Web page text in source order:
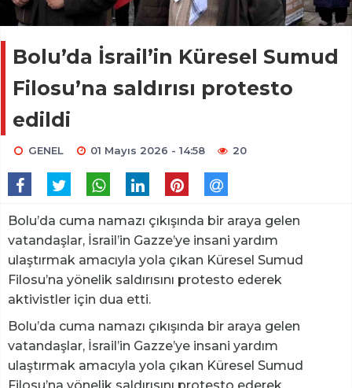
Bolu’da İsrail’in Küresel Sumud
Filosu’na saldırısı protesto
edildi
GENEL 01 Mayıs 2026 - 14:58 20
Bolu’da cuma namazı çıkışında bir araya gelen
vatandaşlar, İsrail’in Gazze’ye insani yardım
ulaştırmak amacıyla yola çıkan Küresel Sumud
Filosu’na yönelik saldırısını protesto ederek
aktivistler için dua etti.
Bolu’da cuma namazı çıkışında bir araya gelen
vatandaşlar, İsrail’in Gazze’ye insani yardım
ulaştırmak amacıyla yola çıkan Küresel Sumud